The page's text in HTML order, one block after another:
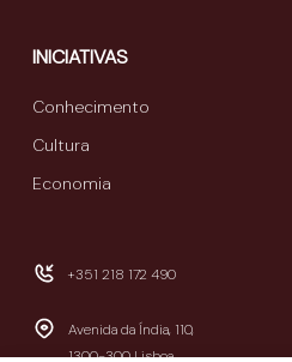
INICIATIVAS
Conhecimento
Cultura
Economia
+351 218 172 490
Avenida da Índia, 110,
1300-300 Lisboa